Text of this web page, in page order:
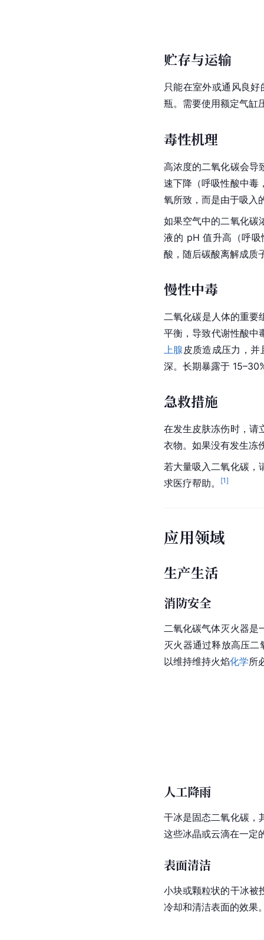
贮存与运输
只能在室外或通风良
瓶。需要使用额定气缸
毒性机理
高浓度的二氧化碳会导
速下降（呼吸性酸中毒
氧所致，而是由于吸入
如果空气中的二氧化碳
液的 pH 值升高（呼
酸，随后碳酸离解成质
慢性中毒
二氧化碳是人体的重
平衡，导致代谢性酸中
上腺 皮质造成压力，
深。长期暴露于 15–
急救措施
在发生皮肤冻伤时，请
衣物。如果没有发生冻
若大量吸入二氧化碳，
求医疗帮助。
[1]
应用领域
生产生活
消防安全
二氧化碳气体灭火器是
灭火器通过释放高压二
以维持维持火焰化学所
人工降雨
干冰是固态二氧化碳，
这些冰晶或云滴在一定
表面清洁
小块或颗粒状的干冰被
冷却和清洁表面的效果